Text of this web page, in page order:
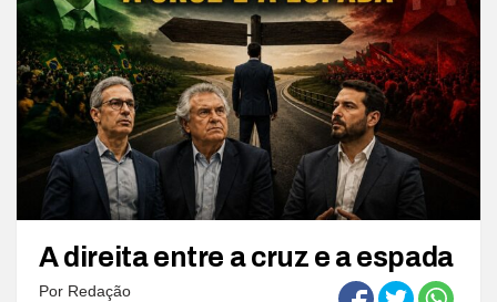
A direita entre a cruz e a espada
Por Redação